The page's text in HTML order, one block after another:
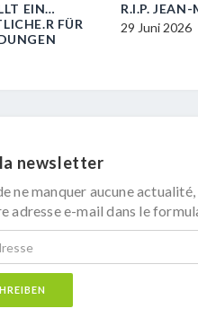
EIN…
FÜR
R.I.P.
29 Juni 2026
newsletter
ne manquer aucune
adresse e-mail dans le